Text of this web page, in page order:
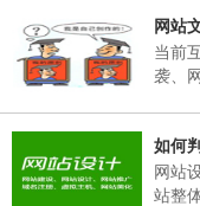
个专
好呢
网站
当前
袭、
袭，
如何
网站
站整